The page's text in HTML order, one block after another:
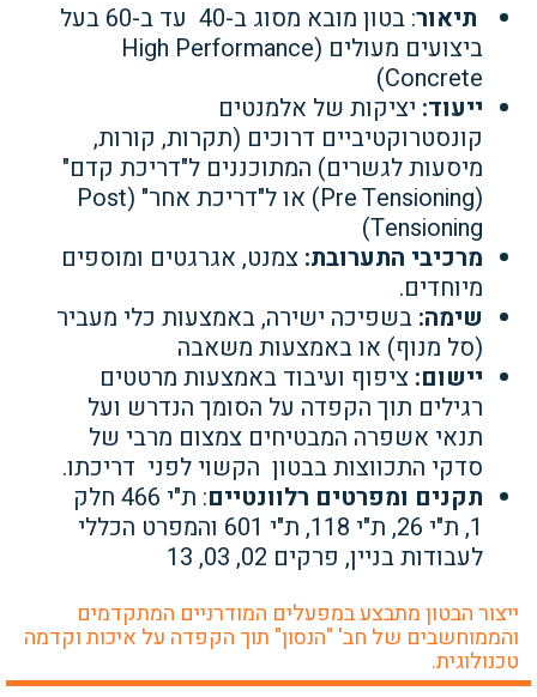
תיאור
: בטון מובא מסוג ב-40 עד ב-60 בעל
ביצועים מעולים (High Performance
Concrete)
ייעוד: יציקות של אלמנטים
קונסטרוקטיביים דרוכים (תקרות, קורות,
מיסעות לגשרים) המתוכננים ל"דריכת קדם"
(Pre Tensioning) או ל"דריכת אחר" (Post
Tensioning)
מרכיבי התערובת: צמנט, אגרגטים ומוספים
מיוחדים.
שימה: בשפיכה ישירה, באמצעות כלי מעביר
(סל מנוף) או באמצעות משאבה
יישום: ציפוף ועיבוד באמצעות מרטטים
רגילים תוך הקפדה על הסומך הנדרש ועל
תנאי אשפרה המבטיחים צמצום מרבי של
סדקי התכווצות בבטון הקשוי לפני דריכתו.
תקנים ומפרטים רלוונטיים
: ת"י 466 חלק
1, ת"י 26, ת"י 118, ת"י 601 והמפרט הכללי
לעבודות בניין, פרקים 02, 03, 13
ייצור הבטון מתבצע במפעלים המודרניים המתקדמים
והממוחשבים של חב' "הנסון" תוך הקפדה על איכות וקדמה
טכנולוגית.